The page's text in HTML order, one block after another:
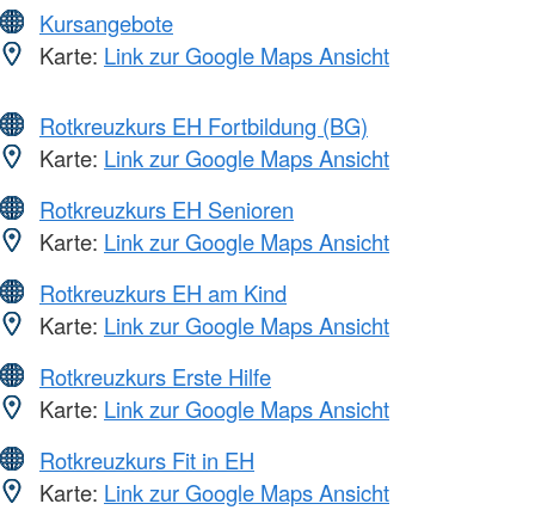
Kursangebote
Karte: Link zur Google Maps Ansicht
Rotkreuzkurs EH Fortbildung (BG)
Karte: Link zur Google Maps Ansicht
Rotkreuzkurs EH Senioren
Karte: Link zur Google Maps Ansicht
Rotkreuzkurs EH am Kind
Karte: Link zur Google Maps Ansicht
Rotkreuzkurs Erste Hilfe
Karte: Link zur Google Maps Ansicht
Rotkreuzkurs Fit in EH
Karte: Link zur Google Maps Ansicht